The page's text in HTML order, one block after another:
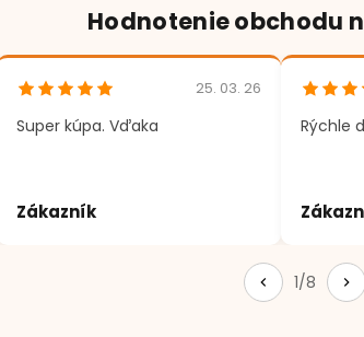
Hodnotenie obchodu
25. 03. 26
Super kúpa. Vďaka
Zákazník
Rýchle
1/8